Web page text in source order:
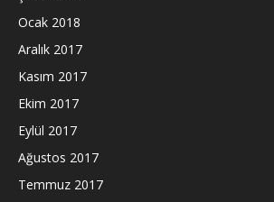
Ocak 2018
Aralık 2017
Kasım 2017
Ekim 2017
Eylül 2017
Ağustos 2017
Temmuz 2017